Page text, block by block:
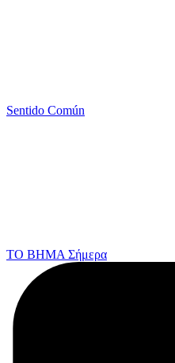
Sentido Común
ΤΟ ΒΗΜΑ Σήμερα